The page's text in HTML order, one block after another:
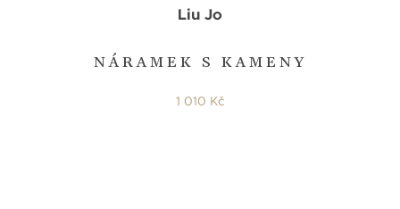
NÁRAMEK S KAMENY
Liu Jo
1 010 Kč